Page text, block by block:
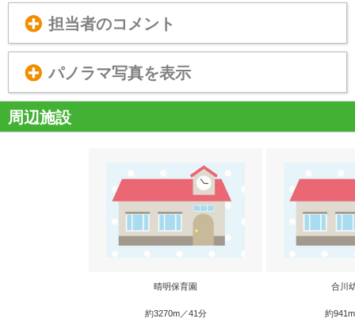
担当者のコメント
パノラマ写真を表示
周辺施設
晴明保育園
約3270m／41分
合川
約